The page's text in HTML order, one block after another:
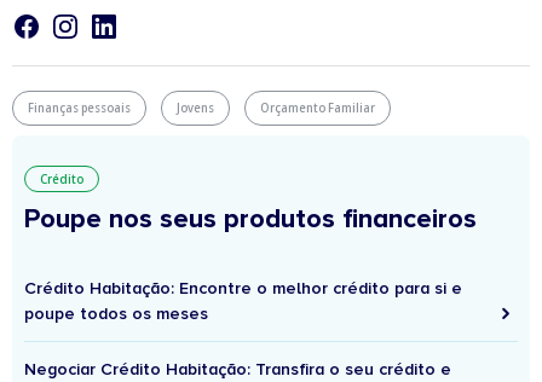
Finanças pessoais Jovens Orçamento Familiar
Crédito
Poupe nos seus produtos financeiros
Crédito Habitação: Encontre o melhor crédito para si e
poupe todos os meses
Negociar Crédito Habitação: Transfira o seu crédito e